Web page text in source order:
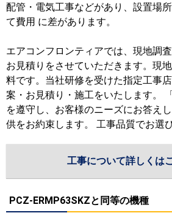
配管・電気工事などがあり、設置場
て費用 に差があります。
エアコンフロンティアでは、現地調
お見積りをさせていただきます。現
料です。当社研修を受けた指定工事
案・お見積り・施工をいたします。
を遵守し、お客様のニーズにお答え
供をお約束します。 工事品質でお選
工事について詳しくは
PCZ-ERMP63SKZと同等の機種